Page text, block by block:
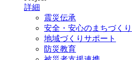
詳細
震災伝承
安全・安心のまちづくり
地域づくりサポート
防災教育